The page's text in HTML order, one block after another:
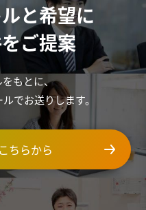
と希望に
ご提案
もとに、
でお送りします。
ちらから